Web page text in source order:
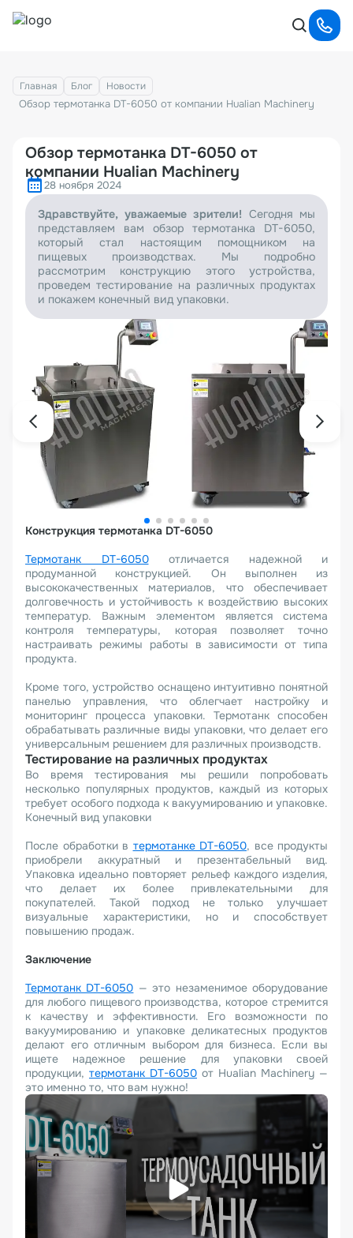
Главная Блог Новости
Обзор термотанка DT-6050 от компании Hualian Machinery
Обзор термотанка DT-6050 от
компании Hualian Machinery
28 ноября 2024
Здравствуйте, уважаемые зрители! Сегодня мы
представляем вам обзор термотанка DT-6050,
который стал настоящим помощником на
пищевых производствах. Мы подробно
рассмотрим конструкцию этого устройства,
проведем тестирование на различных продуктах
и покажем конечный вид упаковки.
Конструкция термотанка DT-6050
Термотанк DT-6050отличается надежной и
продуманной конструкцией. Он выполнен из
высококачественных материалов, что обеспечивает
долговечность и устойчивость к воздействию высоких
температур. Важным элементом является система
контроля температуры, которая позволяет точно
настраивать режимы работы в зависимости от типа
продукта.
Кроме того, устройство оснащено интуитивно понятной
панелью управления, что облегчает настройку и
мониторинг процесса упаковки. Термотанк способен
обрабатывать различные виды упаковки, что делает его
универсальным решением для различных производств.
Тестирование на различных продуктах
Во время тестирования мы решили попробовать
несколько популярных продуктов, каждый из которых
требует особого подхода к вакуумированию и упаковке.
Конечный вид упаковки
После обработки в термотанке DT-6050, все продукты
приобрели аккуратный и презентабельный вид.
Упаковка идеально повторяет рельеф каждого изделия,
что делает их более привлекательными для
покупателей. Такой подход не только улучшает
визуальные характеристики, но и способствует
повышению продаж.
Заключение
Термотанк DT-6050 — это незаменимое оборудование
для любого пищевого производства, которое стремится
к качеству и эффективности. Его возможности по
вакуумированию и упаковке деликатесных продуктов
делают его отличным выбором для бизнеса. Если вы
ищете надежное решение для упаковки своей
продукции, термотанк DT-6050 от Hualian Machinery —
это именно то, что вам нужно!